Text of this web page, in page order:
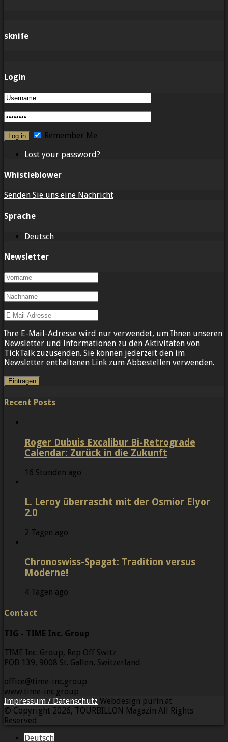
sknife
Login
Remember Me
Lost your password?
Whistleblower
Senden Sie uns eine Nachricht
Sprache
Deutsch
Newsletter
Ihre E-Mail-Adresse wird nur verwendet, um Ihnen unseren
Newsletter und Informationen zu den Aktivitäten von
TickTalk zuzusenden. Sie können jederzeit den im
Newsletter enthaltenen Link zum Abbestellen verwenden.
Recent Posts
Roger Dubuis Excalibur Bi-Retrograde
Calendar: Zurück in die Zukunft
16 Stunden ago
L. Leroy überrascht mit der Osmior Elyor
2.0
2 Tagen ago
Chronoswiss-Spagat: Tradition versus
Moderne!
4 Tagen ago
Contact
TIG - TIME Inc. Group
TIME Inc. Group, Rep Off Switz
POB 139, 9008 St. Gallen, Switzerland
office@time-inc.group
www.time-inc.group
Impressum / Datenschutz Webdesign purin.at
© Copyright 2026, TOURBILLON Magazin All Rights
Reserved
Deutsch